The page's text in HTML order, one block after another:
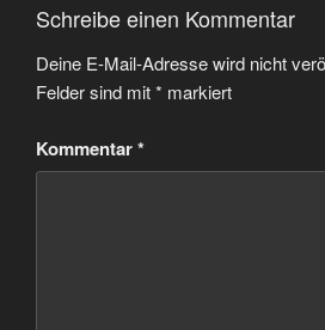
Schreibe einen Kommentar
Deine E-Mail-Adresse wird nicht
Felder sind mit* markiert
Kommentar*